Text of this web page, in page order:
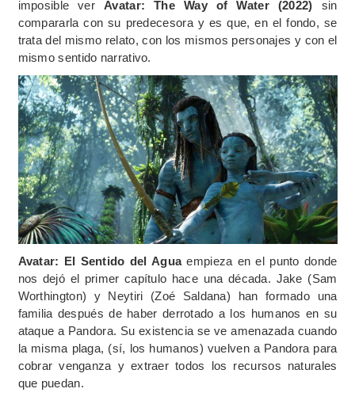
imposible verAvatar: The Way of Water (2022) sin
compararla con su predecesora y es que, en el fondo, se
trata del mismo relato, con los mismos personajes y con el
mismo sentido narrativo.
Avatar: El Sentido del Aguaempieza en el punto donde
nos dejó el primer capítulo hace una década. Jake (Sam
Worthington) y Neytiri (Zoé Saldana) han formado una
familia después de haber derrotado a los humanos en su
ataque a Pandora. Su existencia se ve amenazada cuando
la misma plaga, (sí, los humanos) vuelven a Pandora para
cobrar venganza y extraer todos los recursos naturales
que puedan.